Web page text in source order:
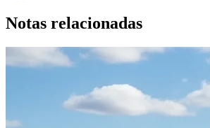
Notas relacionadas